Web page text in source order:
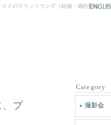
のマリッジリング（結婚・婚約指輪）制
、プ
Category
撮影会